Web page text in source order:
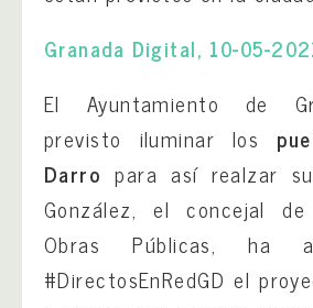
Granada Digital, 10-05-
El Ayuntamiento de
previsto iluminar los
Darro para así realzar
González, el concejal
Obras Públicas, ha
#DirectosEnRedGD el